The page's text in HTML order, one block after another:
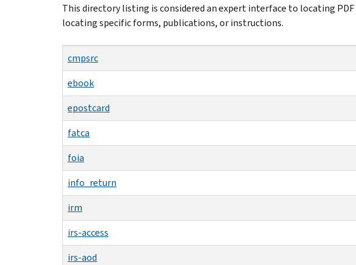
Beginning
of
This directory listing is considered an expert interface to locating
locating specific forms, publications, or instructions.
cmpsrc
ebook
epostcard
fatca
foia
info_return
irm
irs-access
irs-aod